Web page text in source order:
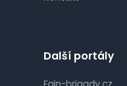
Další portály